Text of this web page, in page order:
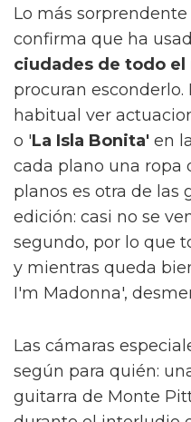
Lo más
confirma que ha
ciudades de todo el
procuran esconderlo.
habitual ver
o 'La Isla Bonita' en
cada plano una ropa
planos es otra de las
edición: casi no se
segundo, por lo que
y mientras queda
I'm Madonna',
Las cámaras
según para quién:
guitarra de Monte